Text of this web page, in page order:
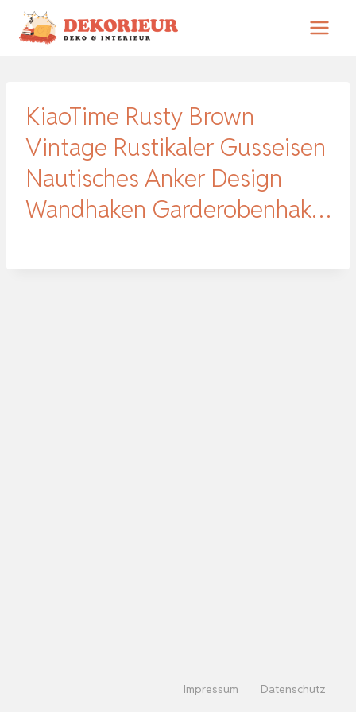
Zum
Inhalt
KiaoTime Rusty Brown
Vintage Rustikaler Gusseisen
Nautisches Anker Design
Wandhaken Garderobenhak…
Impressum Datenschutz